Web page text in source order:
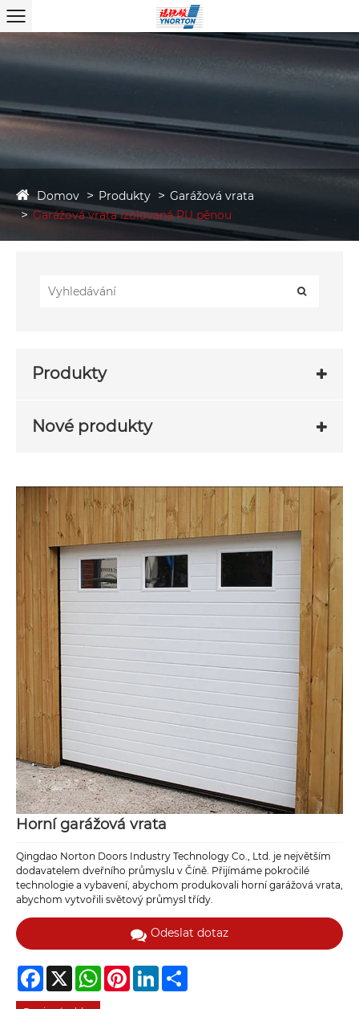
Domov Produkty
Garážová vrata
Garážová vrata izolovaná PU pěnou
Produkty
Nové produkty
Horní garážová vrata
Qingdao Norton Doors Industry Technology Co., Ltd. je největším
dodavatelem dveřního průmyslu v Číně. Přijímáme pokročilé
technologie a vybavení, abychom produkovali horní garážová vrata,
abychom vytvořili světový průmysl třídy.
Odeslat dotaz
Facebook
X WhatsAppPinterestLinkedIn